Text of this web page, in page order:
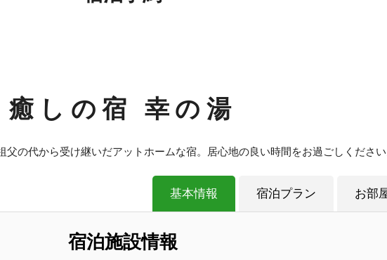
癒しの宿 幸の湯
父の代から受け継いだアットホームな宿。居心地の良い時間をお過ごしください
基本情報 宿泊プラン お部
宿泊施設情報